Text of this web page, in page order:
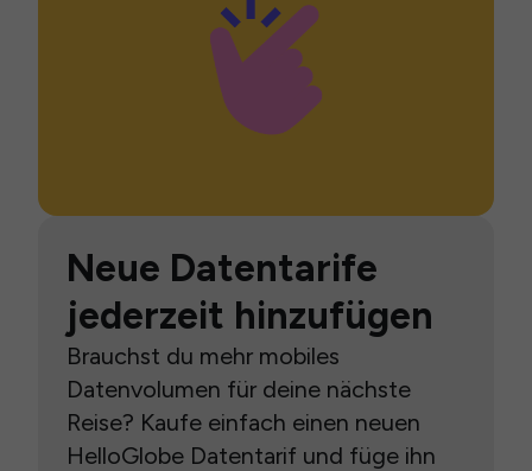
Neue Datentarife
jederzeit hinzufügen
Brauchst du mehr mobiles
Datenvolumen für deine nächste
Reise? Kaufe einfach einen neuen
HelloGlobe Datentarif und füge ihn